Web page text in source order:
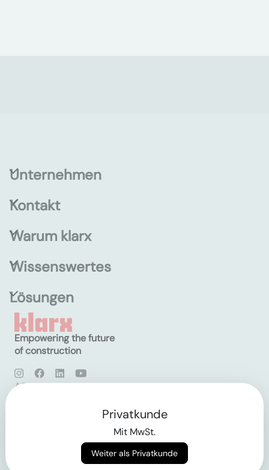
Unternehmen
Kontakt
Warum klarx
Wissenswertes
Lösungen
Empowering the future
of construction
AGB
Privatkunde
Mit MwSt.
Weiter als Privatkunde